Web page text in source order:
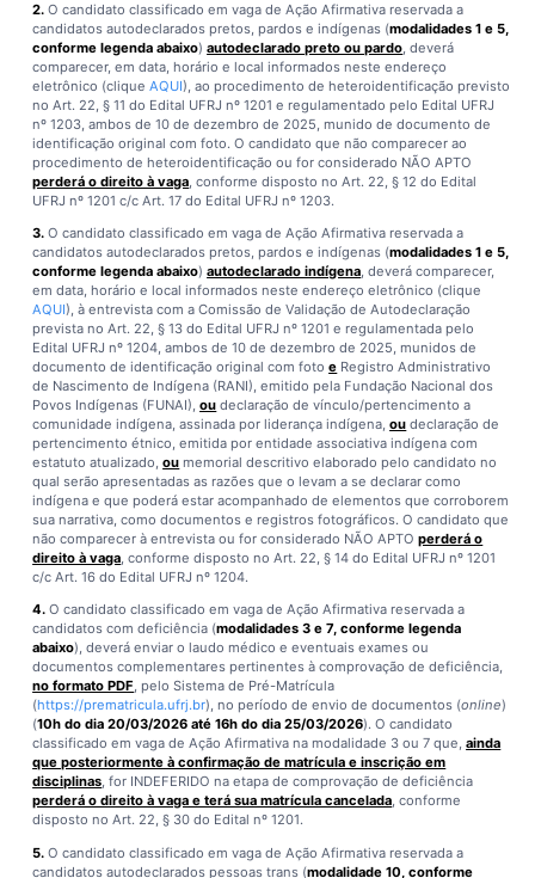
2. O candidato classificado em vaga de Ação Afirmativa reservada a
candidatos autodeclarados pretos, pardos e indígenas (modalidades 1 e 5,
conforme legenda abaixo)autodeclarado preto ou pardo, deverá
comparecer, em data, horário e local informados neste endereço
eletrônico (cliqueAQUI), ao procedimento de heteroidentificação previsto
no Art. 22, § 11 do Edital UFRJ nº 1201 e regulamentado pelo Edital UFRJ
nº 1203, ambos de 10 de dezembro de 2025, munido de documento de
identificação original com foto. O candidato que não comparecer ao
procedimento de heteroidentificação ou for considerado NÃO APTO
perderá o direito à vaga, conforme disposto no Art. 22, § 12 do Edital
UFRJ nº 1201 c/c Art. 17 do Edital UFRJ nº 1203.
3. O candidato classificado em vaga de Ação Afirmativa reservada a
candidatos autodeclarados pretos, pardos e indígenas (modalidades 1 e 5,
conforme legenda abaixo)autodeclarado indígena, deverá comparecer,
em data, horário e local informados neste endereço eletrônico (clique
AQUI), à entrevista com a Comissão de Validação de Autodeclaração
prevista no Art. 22, § 13 do Edital UFRJ nº 1201 e regulamentada pelo
Edital UFRJ nº 1204, ambos de 10 de dezembro de 2025, munidos de
documento de identificação original com fotoe Registro Administrativo
de Nascimento de Indígena (RANI), emitido pela Fundação Nacional dos
Povos Indígenas (FUNAI),ou declaração de vínculo/pertencimento a
comunidade indígena, assinada por liderança indígena,ou declaração de
pertencimento étnico, emitida por entidade associativa indígena com
estatuto atualizado,ou memorial descritivo elaborado pelo candidato no
qual serão apresentadas as razões que o levam a se declarar como
indígena e que poderá estar acompanhado de elementos que corroborem
sua narrativa, como documentos e registros fotográficos. O candidato que
não comparecer à entrevista ou for considerado NÃO APTOperderá o
direito à vaga, conforme disposto no Art. 22, § 14 do Edital UFRJ nº 1201
c/c Art. 16 do Edital UFRJ nº 1204.
4. O candidato classificado em vaga de Ação Afirmativa reservada a
candidatos com deficiência (modalidades 3 e 7, conforme legenda
abaixo), deverá enviar o laudo médico e eventuais exames ou
documentos complementares pertinentes à comprovação de deficiência,
no formato PDF, pelo Sistema de Pré-Matrícula
(https://prematricula.ufrj.br), no período de envio de documentos (online)
(10h do dia 20/03/2026 até 16h do dia 25/03/2026). O candidato
classificado em vaga de Ação Afirmativa na modalidade 3 ou 7 que,ainda
que posteriormente à confirmação de matrícula e inscrição em
disciplinas, for INDEFERIDO na etapa de comprovação de deficiência
perderá o direito à vaga e terá sua matrícula cancelada, conforme
disposto no Art. 22, § 30 do Edital nº 1201.
5. O candidato classificado em vaga de Ação Afirmativa reservada a
candidatos autodeclarados pessoas trans (modalidade 10, conforme